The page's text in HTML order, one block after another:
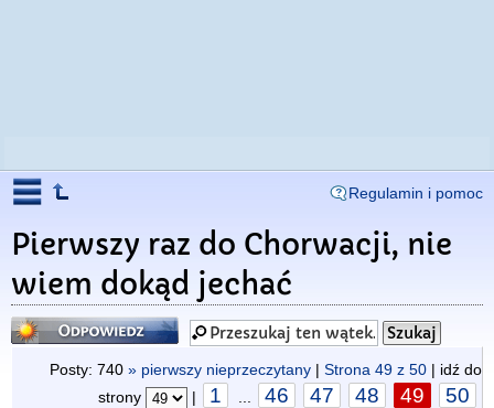
Regulamin i pomoc
Pierwszy raz do Chorwacji, nie
wiem dokąd jechać
Odpowiedz
Posty: 740 » pierwszy nieprzeczytany | Strona 49 z 50 | idź do
strony
| 1 46 47 48 49 50